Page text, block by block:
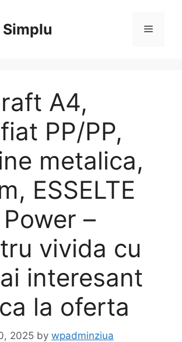
Menu
A4,
PP/PP,
metalica,
ESSELTE
–
vivida cu
interesant
la oferta
2025 by wpadminziua